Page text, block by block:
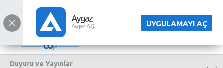
UYGULAMAYI AÇ
YATIRIMCI İLİŞKİLERİ
Duyuru ve Yayınlar